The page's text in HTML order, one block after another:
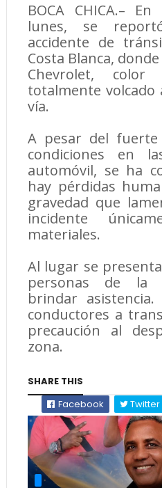
​BOCA CHICA.–
lunes, se
accidente de
Costa Blanca,
Chevrolet, color
totalmente volcado
vía.
​A pesar del
condiciones en
automóvil, se ha
hay pérdidas
gravedad que
incidente
materiales.
​Al lugar se
personas de la
brindar
conductores a
precaución al
zona.
SHARE THIS
Facebook
Twitter